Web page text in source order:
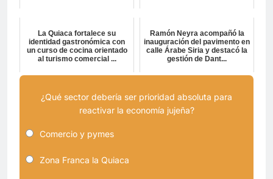
La Quiaca fortalece su
identidad gastronómica con
un curso de cocina orientado
al turismo comercial ...
Ramón Neyra acompañó la
inauguración del pavimento en
calle Árabe Siria y destacó la
gestión de Dant...
¿Qué sector debería ser prioridad absoluta para
reactivar la economía jujeña?
Comercio y pymes
Zona Franca la Quiaca